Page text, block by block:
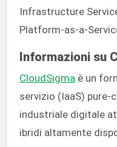
Infrastructure
Platform-as-a-
Informazioni su
CloudSigma è un
servizio (IaaS) pure-
industriale digitale
ibridi altamente